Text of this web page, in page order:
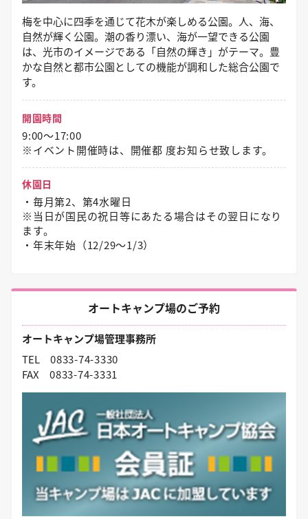
梅を中心に四季を通じて花木が楽しめる公園。人、海、
自然が輝く公園。潮の香り漂い、海が一望できる公園
は、光市のイメージである「自然の輝き」がテーマ。豊
かな自然と都市公園としての機能が調和した総合公園で
す。
開園時間
9:00～17:00
※イベント開催時は、開催都 度お知らせ致します。
休園日
・毎月第2、第4水曜日
※当日が国民の祝日等にあたる場合はその翌日になり
ます。
・年末年始（12/29〜1/3）
オートキャンプ場のご予約
オートキャンプ場管理事務所
TEL 0833-74-3330
FAX 0833-74-3331